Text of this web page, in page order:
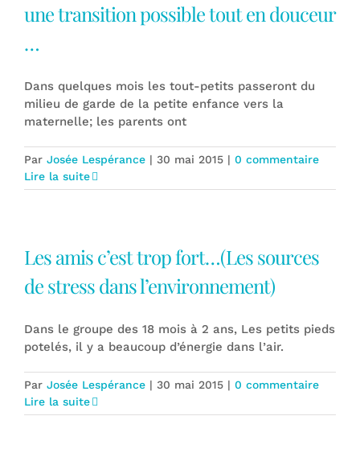
une transition possible tout en douceur
…
Dans quelques mois les tout-petits passeront du
milieu de garde de la petite enfance vers la
maternelle; les parents ont
Par Josée Lespérance | 30 mai 2015 | 0 commentaire
Lire la suite
Les amis c’est trop fort…(Les sources
de stress dans l’environnement)
Dans le groupe des 18 mois à 2 ans, Les petits pieds
potelés, il y a beaucoup d’énergie dans l’air.
Par Josée Lespérance | 30 mai 2015 | 0 commentaire
Lire la suite